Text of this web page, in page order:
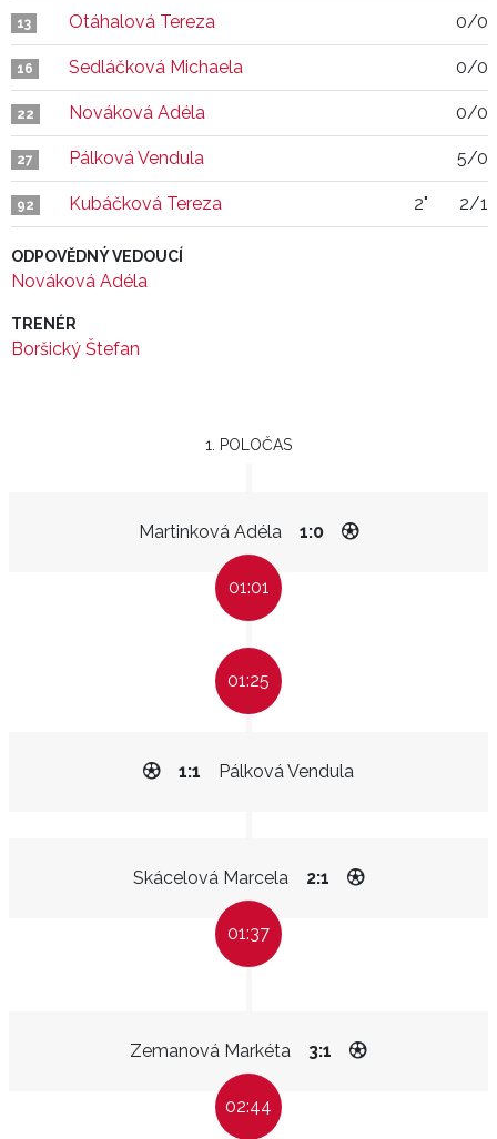
13 Otáhalová Tereza 0/0
16 Sedláčková Michaela 0/0
22 Nováková Adéla 0/0
27 Pálková Vendula 5/0
92 Kubáčková Tereza 2" 2/1
ODPOVĚDNÝ VEDOUCÍ
Nováková Adéla
TRENÉR
Boršický Štefan
1. POLOČAS
Martinková Adéla 1:0
01:01
01:25
Pálková Vendula
1:1
Skácelová Marcela 2:1
01:37
Zemanová Markéta 3:1
02:44